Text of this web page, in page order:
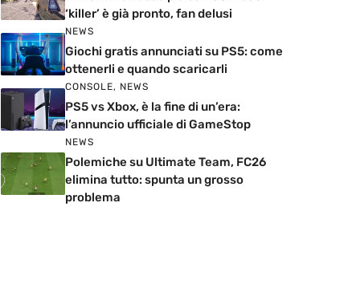
‘killer’ è già pronto, fan delusi
NEWS
Giochi gratis annunciati su PS5: come
ottenerli e quando scaricarli
CONSOLE, NEWS
PS5 vs Xbox, è la fine di un’era:
l’annuncio ufficiale di GameStop
NEWS
Polemiche su Ultimate Team, FC26
elimina tutto: spunta un grosso
problema